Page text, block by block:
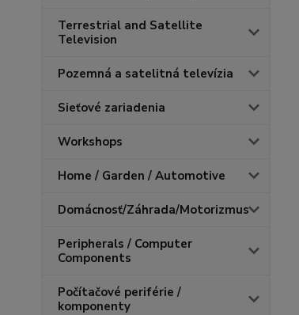
Terrestrial and Satellite
Television
Pozemná a satelitná televízia
Sieťové zariadenia
Workshops
Home / Garden / Automotive
Domácnosť/Záhrada/Motorizmus
Peripherals / Computer
Components
Počítačové periférie /
komponenty